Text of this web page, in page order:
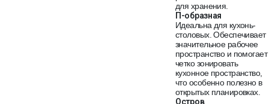
для хранения.
П-образная
Идеальна для кухонь-
столовых. Обеспечивает
значительное рабочее
пространство и помогает
четко зонировать
кухонное пространство,
что особенно полезно в
открытых планировках.
Остров